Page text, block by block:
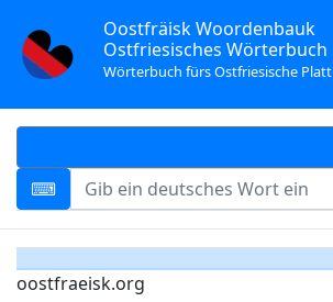
Oostfräisk Woordenbauk
Ostfriesisches Wörterbuch
Wörterbuch fürs Ostfriesische Platt
oostfraeisk.org